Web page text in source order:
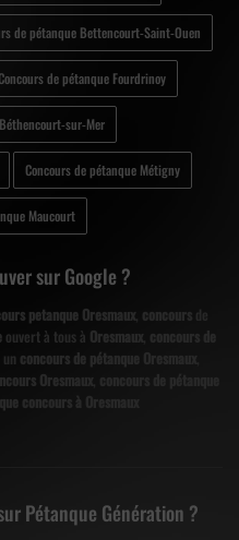
de pétanque Bettencourt-Saint-Ouen
Concours de pétanque Fourdrinoy
sur-Mer
Concours de pétanque Métigny
Maucourt
sur Google ?
petanque Oresmaux, concoursde
ouvert à tous à Oresmaux, concours de
concours de pétanque Oresmaux
Oresmaux, concours de pétanque
concours à Oresmaux
Pétanque Génération ?